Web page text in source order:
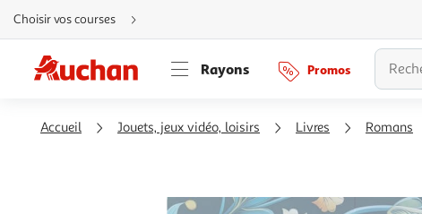
Aller
directement
au
Aller
directement
à
Aller
directement
Choisir vos courses
Rayons Promos
Accueil Jouets, jeux vidéo, loisirs Livres Romans